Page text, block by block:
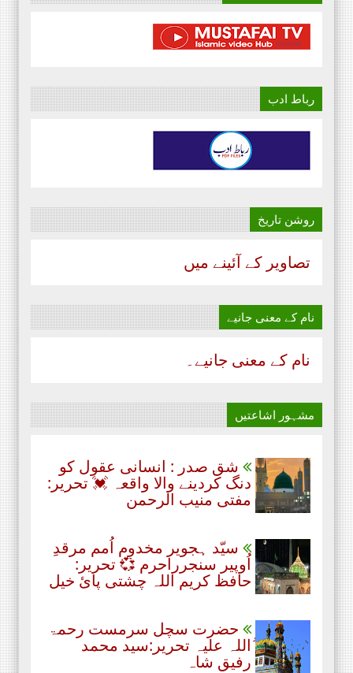
رباط ادب
روشن تاریخ
تصاویر کے آئینے میں
نام‌ کے معنی جانیے
نام‌ کے معنی جانیے۔
مشہور اشاعتیں
شق صدر : انسانی عقول کو
دنگ کردینے والا واقعہ 💓 تحریر:
مفتی منیب الرحمن
سیّد ہجویر مخدوم اُمم مرقدِ
اُوپیر سنجرراحرم 💞 تحریر:
حافظ کریم اللہ چشتی پائ خیل
حضرت سچل سرمست رحمۃ
ُاللہ علیہ تحریر:سید محمد
رفیق شاہ